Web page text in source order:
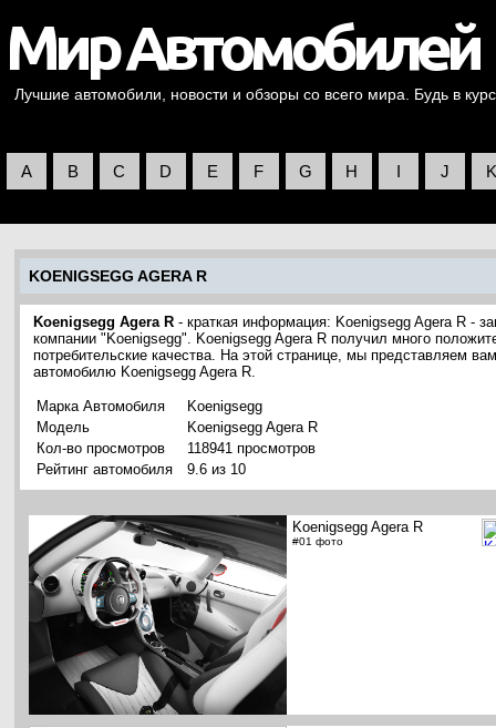
Лучшие автомобили, новости и обзоры со всего мира. Будь в
A B C D E F G H I J K
KOENIGSEGG AGERA R
Koenigsegg Agera R - краткая информация: Koenigsegg Agera R -
компании "Koenigsegg". Koenigsegg Agera R получил много
потребительские качества. На этой странице, мы представляем
автомобилю Koenigsegg Agera R.
Марка Автомобиля
Koenigsegg
Модель
Koenigsegg Agera R
Кол-во просмотров
118941 просмотров
Рейтинг автомобиля
9.6 из 10
Koenigsegg Agera R
#01 фото